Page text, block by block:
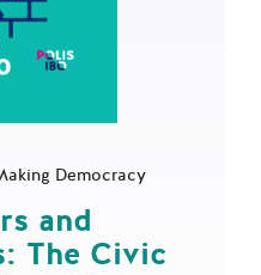
Democracy
and
The Civic